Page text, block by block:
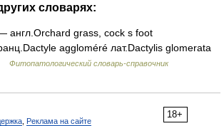
словарях:
англ.Orchard grass, cock s foot
aggloméré лат.Dactylis glomerata
Фитопатологический словарь-справочник
18+
Реклама на сайте